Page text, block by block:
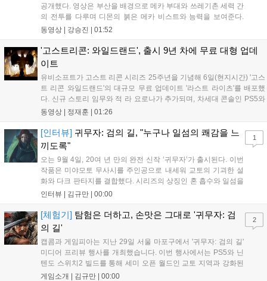
공개했다. 영상은 부산을 배경으로 메카 부대와 쓰레기촌 세력 간
의 전투를 다루며 디몬의 붉은 메카 비스트와 능력을 보여준다.
블리자드는 7일 게임플레이 영상 공개를 시작으로 10일 시즌4 트
시할 예정이다. 향후 메카 부대와 탈론의 대립이 본격화될 전망이
다....
동영상 | 강승진 | 01:52
'고스트리콘: 와일드랜드', 출시 9년 차에 무료 대형 업데
이트
유비소프트가 고스트 리콘 시리즈 25주년을 기념해 6일(현지시간) '고스
트 리콘 와일드랜드'의 대규모 무료 업데이트 '라스트 라이츠'를 배포했
다. 신규 스토리 임무와 적 라 요로나가 추가되며, 차세대 콘솔인 PS5와
Xbox Series X|S에서 4K 60FPS를 지원한다. 또한 편의성 개선과 함께
리를 제공한다....
동영상 | 정재훈 | 01:26
[인터뷰] 귀무자: 검의 길, "누구나 일섬의 쾌감을 느
끼도록"
오는 9월 4일, 20여 년 만의 완전 신작 ‘귀무자’가 출시된다. 이번
작품은 미야모토 무사시를 주인공으로 내세워 교토의 기괴한 설
화와 다크 판타지를 결합했다. 시리즈의 상징인 혼 흡수와 일섬을
계승하면서도, 현대적인 검극 액션과 '무너뜨리기 일섬'을 더해 전
택에 따른 사무라이 액션을 구현하고자 했으며, 실제 검술 전문가
의 모션 캡처를 통해 리얼리티를 극대화했다. 세계관을 새롭게 재
구성한 이번 신작은 기존 시리즈와 설정은 다르지만, 특유의 통쾌
한 손맛과 다크 판타지 분위기를 충실히 담아내어 시리즈 팬과 신
규 이용자 모두에게 새로운 재미를 선사할 예정이다....
인터뷰 | 김규만 | 00:00
1
[체험기] 탐험은 더하고, 손맛은 그대로 '귀무자: 검
의 길'
캡콤과 게임피아는 지난 29일 서울 마포구에서 '귀무자: 검의 길'
미디어 프리뷰 행사를 개최했습니다. 이번 행사에서는 PS5와 닌
텐도 스위치2 빌드를 통해 세미 오픈 월드인 교토 지역과 강화된
액션 시스템을 공개했습니다. 주인공 미야모토 무사시가 오니를
게임소개 | 김규만 | 00:00
2